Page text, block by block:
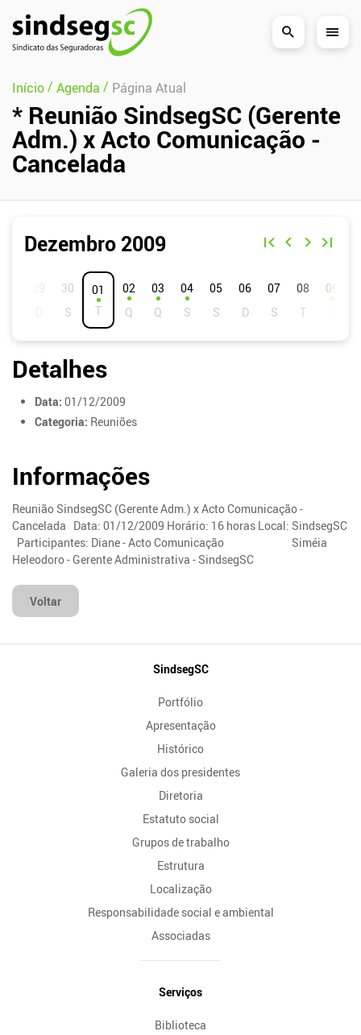
Pular Navegação (s)
Início/ Agenda / Página Atual
* Reunião SindsegSC (Gerente
Adm.) x Acto Comunicação -
Cancelada
Dezembro 2009
T Q
01 02 03 04 05 06 07 08 09
Detalhes
Data: 01/12/2009
Categoria: Reuniões
Informações
Reunião SindsegSC (Gerente Adm.) x Acto Comunicação -
Cancelada Data: 01/12/2009 Horário: 16 horas Local: SindsegSC
Participantes: Diane - Acto Comunicação Siméia
Heleodoro - Gerente Administrativa - SindsegSC
Voltar
SindsegSC
Portfólio
Apresentação
Histórico
Galeria dos presidentes
Diretoria
Estatuto social
Grupos de trabalho
Estrutura
Localização
Responsabilidade social e ambiental
Associadas
Serviços
Biblioteca